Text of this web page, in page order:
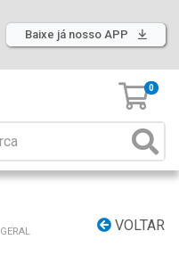
Baixe já nosso APP
0
VOLTAR
GERAL